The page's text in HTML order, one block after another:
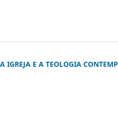
IGREJA E A TEOLOGIA